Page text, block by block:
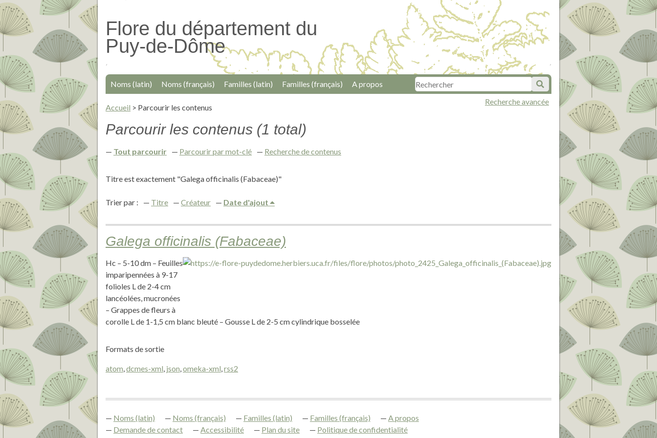
Passer
au
contenu
Flore du département du
Puy-de-Dôme
Recherche avancée
Noms (latin) Noms (français) Familles (latin) Familles (français) A propos
Accueil > Parcourir les contenus
Parcourir les contenus (1 total)
Tout parcourir Parcourir par mot-clé Recherche de contenus
Titre est exactement "Galega officinalis (Fabaceae)"
Trier par : Titre Créateur Date d'ajout
Galega officinalis (Fabaceae)
Hc – 5-10 dm – Feuilles
imparipennées à 9-17
folioles L de 2-4 cm
lancéolées, mucronées
– Grappes de fleurs à
corolle L de 1-1,5 cm blanc bleuté – Gousse L de 2-5 cm cylindrique bosselée
Formats de sortie
atom,dcmes-xml, json,omeka-xml,rss2
Noms (latin) Noms (français) Familles (latin) Familles (français)
A propos
Demande de contact
Accessibilité Plan du site Politique de confidentialité